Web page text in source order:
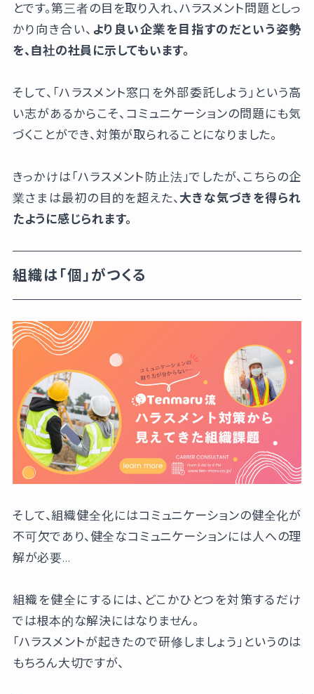
とです。第三者の目を取り入れ、ハラスメント問題としっ
かり向き合い、 より良い企業を目指すのだという姿勢
を、自社の社員に示してもいます。
そして、「ハラスメント窓口を外部委託しよう」という高
い志があるからこそ、コミュニケーションの問題にも気
づくことができ、対策が取られることになりました。
きっかけは「ハラスメント防止法」でしたが、こちらの企
業さまは最初の目的を超えた、 大きな気づきを得られ
たように感じられます。
組織は「個」がつくる
そして、組織健全化にはコミュニケーションの健全化が
不可欠であり、健全なコミュニケーションには人への理
解が必要…
組織を健全にするには、どこかひとつを対策するだけ
では根本的な解決にはなりません。
「ハラスメントが起きたので研修しましょう」というのは
もちろん大切ですが、